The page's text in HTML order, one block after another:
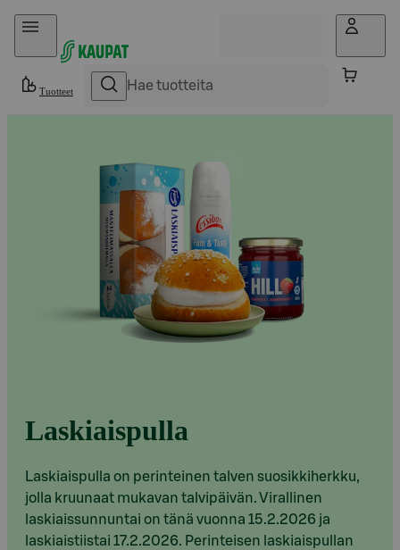
Hyppää sisältöön
Tuotteet
Laskiaispulla
Laskiaispulla on perinteinen talven suosikkiherkku,
jolla kruunaat mukavan talvipäivän. Virallinen
laskiaissunnuntai on tänä vuonna 15.2.2026 ja
laskiaistiistai 17.2.2026. Perinteisen laskiaispullan